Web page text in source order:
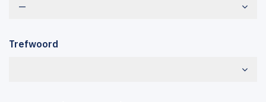
—
Trefwoord